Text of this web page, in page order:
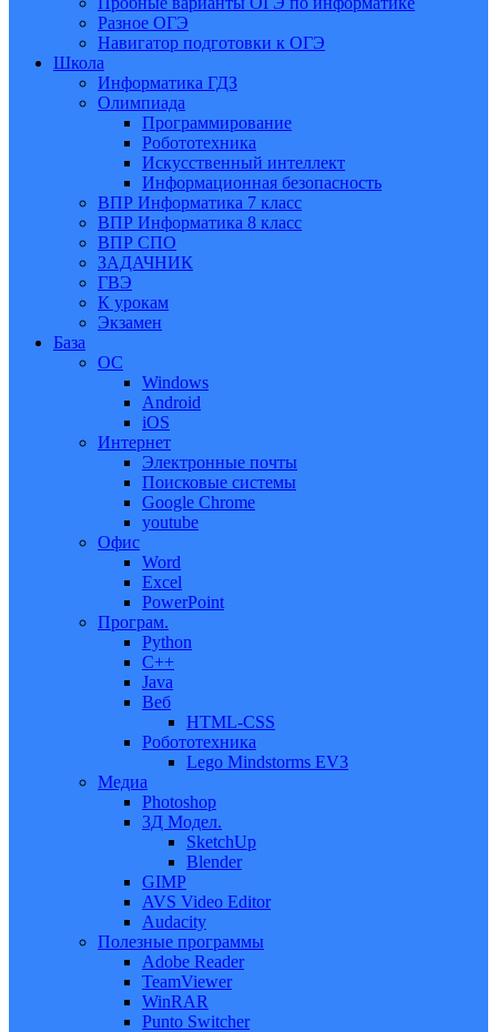
Разное ОГЭ
Навигатор подготовки к ОГЭ
Школа
Информатика ГДЗ
Олимпиада
Программирование
Робототехника
Искусственный интеллект
Информационная безопасность
ВПР Информатика 7 класс
ВПР Информатика 8 класс
ВПР СПО
ЗАДАЧНИК
ГВЭ
К урокам
Экзамен
База
ОС
Windows
Android
iOS
Интернет
Электронные почты
Поисковые системы
Google Chrome
youtube
Офис
Word
Excel
PowerPoint
Програм.
Python
C++
Java
Веб
HTML-CSS
Робототехника
Lego Mindstorms EV3
Медиа
Photoshop
3Д Модел.
SketchUp
Blender
GIMP
AVS Video Editor
Audacity
Полезные программы
Adobe Reader
TeamViewer
WinRAR
Punto Switcher